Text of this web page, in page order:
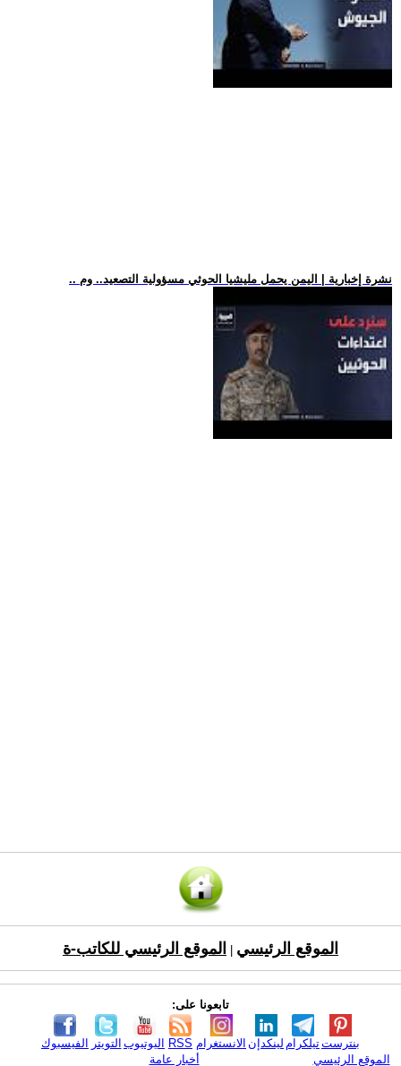
.. نشرة إخبارية | اليمن يحمل مليشيا الحوثي مسؤولية التصعيد.. وم
الموقع الرئيسي الموقع الرئيسي للكاتب-ة
تابعونا على:
الفيسبوك التويتر اليوتيوب RSS الانستغرام لينكدإن تيلكرامبنترست
الموقع الرئيسي
أخبار عامة